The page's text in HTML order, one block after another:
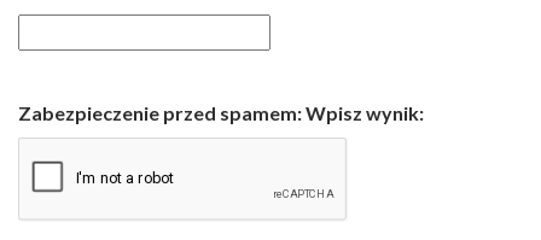
Zabezpieczenie przed spamem: Wpisz wynik: